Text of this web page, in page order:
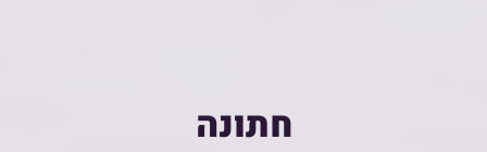
חתונה